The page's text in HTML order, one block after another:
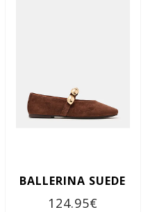
BALLERINA SUEDE
124.95€